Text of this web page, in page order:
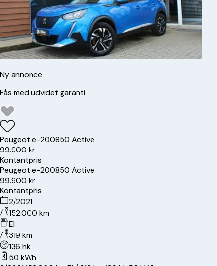
Ny annonce
Fås med udvidet garanti
Peugeot e-200850 Active
99.900 kr
Kontantpris
Peugeot e-200850 Active
99.900 kr
Kontantpris
2/2021
152.000 km
El
319 km
136 hk
50 kWh